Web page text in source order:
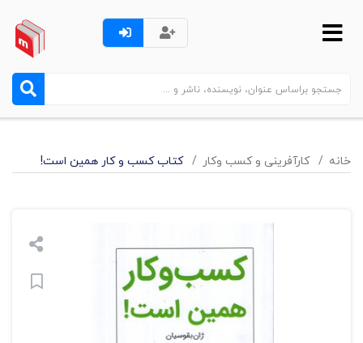
خانه کارآفرینی و کسب وکار کتاب کسب و کار همین است!